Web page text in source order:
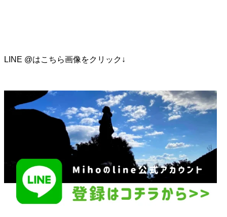
LINE @はこちら画像をクリック↓